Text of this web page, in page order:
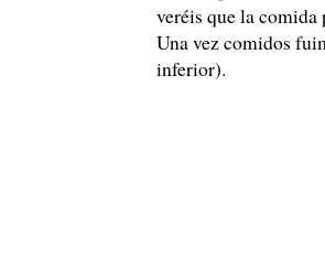
veréis que la comida
Una vez comidos
inferior).